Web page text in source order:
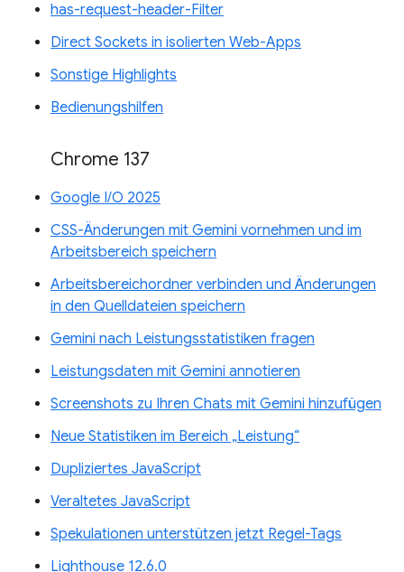
has-request-header-Filter
Direct Sockets in isolierten Web-Apps
Sonstige Highlights
Bedienungshilfen
Chrome 137
Google I/O 2025
CSS-Änderungen mit Gemini vornehmen und im
Arbeitsbereich speichern
Arbeitsbereichordner verbinden und Änderungen
in den Quelldateien speichern
Gemini nach Leistungsstatistiken fragen
Leistungsdaten mit Gemini annotieren
Screenshots zu Ihren Chats mit Gemini hinzufügen
Neue Statistiken im Bereich „Leistung“
Dupliziertes JavaScript
Veraltetes JavaScript
Spekulationen unterstützen jetzt Regel-Tags
Lighthouse 12.6.0